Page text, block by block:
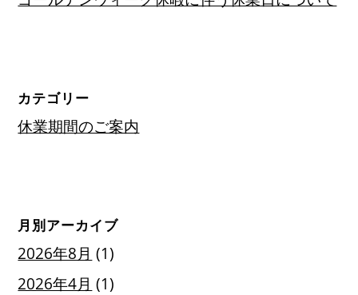
カテゴリー
休業期間のご案内
月別アーカイブ
2026年8月 (1)
2026年4月 (1)